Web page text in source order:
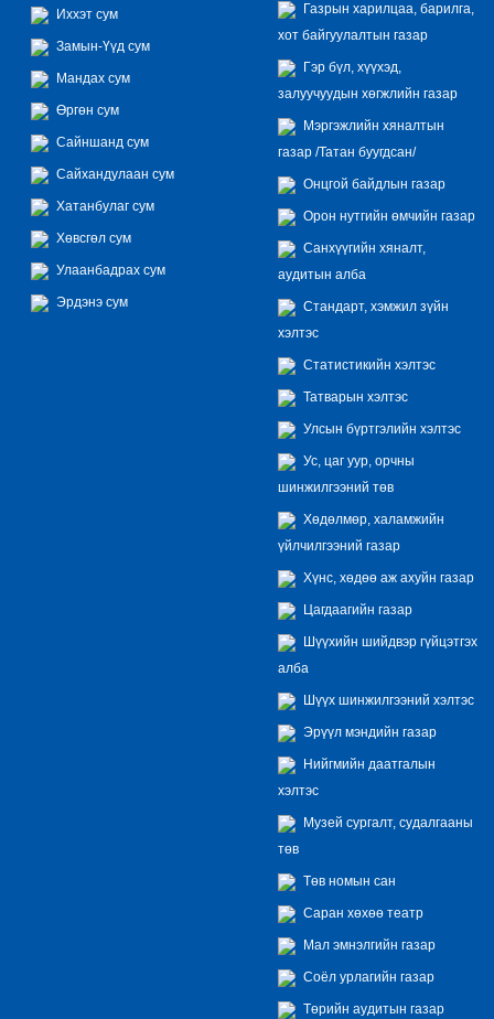
Иххэт сум
Замын-Үүд сум
Мандах сум
Өргөн сум
Сайншанд сум
Сайхандулаан сум
Хатанбулаг сум
Хөвсгөл сум
Улаанбадрах сум
Эрдэнэ сум
Газрын харилцаа, барилга,
хот байгуулалтын газар
Гэр бүл, хүүхэд,
залуучуудын хөгжлийн газар
Мэргэжлийн хяналтын
газар /Татан буугдсан/
Онцгой байдлын газар
Орон нутгийн өмчийн газар
Санхүүгийн хяналт,
аудитын алба
Стандарт, хэмжил зүйн
хэлтэс
Статистикийн хэлтэс
Татварын хэлтэс
Улсын бүртгэлийн хэлтэс
Ус, цаг уур, орчны
шинжилгээний төв
Хөдөлмөр, халамжийн
үйлчилгээний газар
Хүнс, хөдөө аж ахуйн газар
Цагдаагийн газар
Шүүхийн шийдвэр гүйцэтгэх
алба
Шүүх шинжилгээний хэлтэс
Эрүүл мэндийн газар
Нийгмийн даатгалын
хэлтэс
Музей сургалт, судалгааны
төв
Төв номын сан
Саран хөхөө театр
Мал эмнэлгийн газар
Соёл урлагийн газар
Төрийн аудитын газар